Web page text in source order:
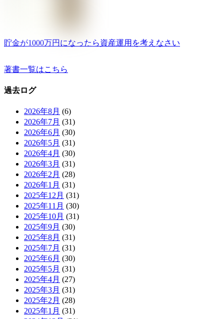
貯金が1000万円になったら資産運用を考えなさい
著書一覧はこちら
過去ログ
2026年8月 (6)
2026年7月 (31)
2026年6月 (30)
2026年5月 (31)
2026年4月 (30)
2026年3月 (31)
2026年2月 (28)
2026年1月 (31)
2025年12月 (31)
2025年11月 (30)
2025年10月 (31)
2025年9月 (30)
2025年8月 (31)
2025年7月 (31)
2025年6月 (30)
2025年5月 (31)
2025年4月 (27)
2025年3月 (31)
2025年2月 (28)
2025年1月 (31)